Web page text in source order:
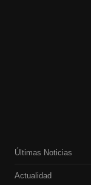
Últimas Noticias
Actualidad